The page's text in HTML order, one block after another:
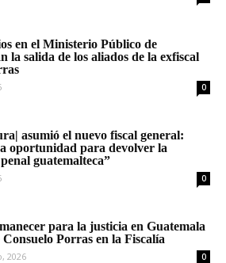
en el Ministerio Público de
la salida de los aliados de la exfiscal
0
asumió el nuevo fiscal general:
oportunidad para devolver la
guatemalteca”
0
para la justicia en Guatemala
Porras en la Fiscalía
2026 0